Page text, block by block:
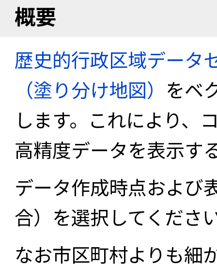
概要
歴史的行政区域データ
（塗り分け地図） をベ
します。これにより、
高精度データを表示す
データ作成時点および
合）を選択してくださ
なお市区町村よりも細